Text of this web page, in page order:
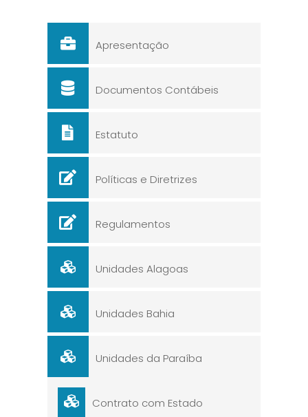
Apresentação
Documentos Contábeis
Estatuto
Políticas e Diretrizes
Regulamentos
Unidades Alagoas
Unidades Bahia
Unidades da Paraíba
Contrato com Estado